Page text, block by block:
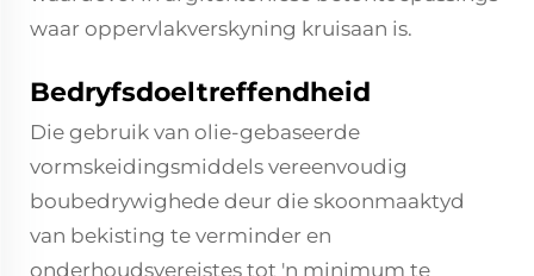
waar oppervlakverskyning kruisaan is.
Bedryfsdoeltreffendheid
Die gebruik van olie-gebaseerde
vormskeidingsmiddels vereenvoudig
boubedrywighede deur die skoonmaaktyd
van bekisting te verminder en
onderhoudsvereistes tot 'n minimum te